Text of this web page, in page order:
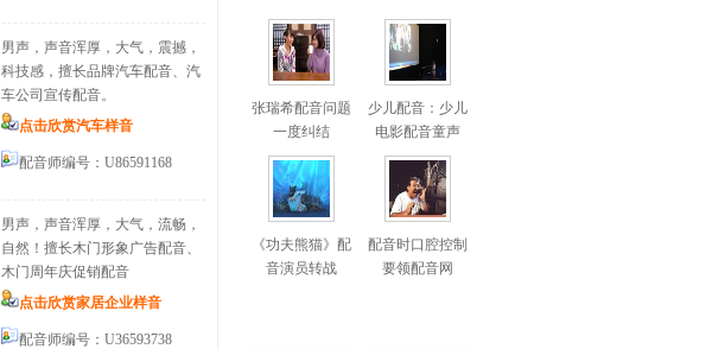
男声，声音浑厚，大气，震撼，
科技感，擅长品牌汽车配音、汽
车公司宣传配音。
点击欣赏汽车样音
配音师编号：U86591168
男声，声音浑厚，大气，流畅，
自然！擅长木门形象广告配音、
木门周年庆促销配音
点击欣赏家居企业样音
配音师编号：U36593738
张瑞希配音问题
一度纠结
少儿配音：少儿
电影配音童声
《功夫熊猫》配
音演员转战
配音时口腔控制
要领配音网